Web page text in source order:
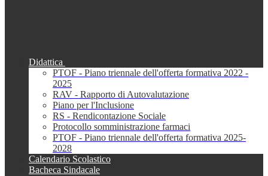
Didattica
PTOF - Piano triennale dell'offerta formativa 2022 -
2025
RAV - Rapporto di Autovalutazione
Piano per l'Inclusione
RS - Rendicontazione Sociale
Protocollo somministrazione farmaci
PTOF - Piano triennale dell'offerta formativa 2025-
2028
Calendario Scolastico
Bacheca Sindacale